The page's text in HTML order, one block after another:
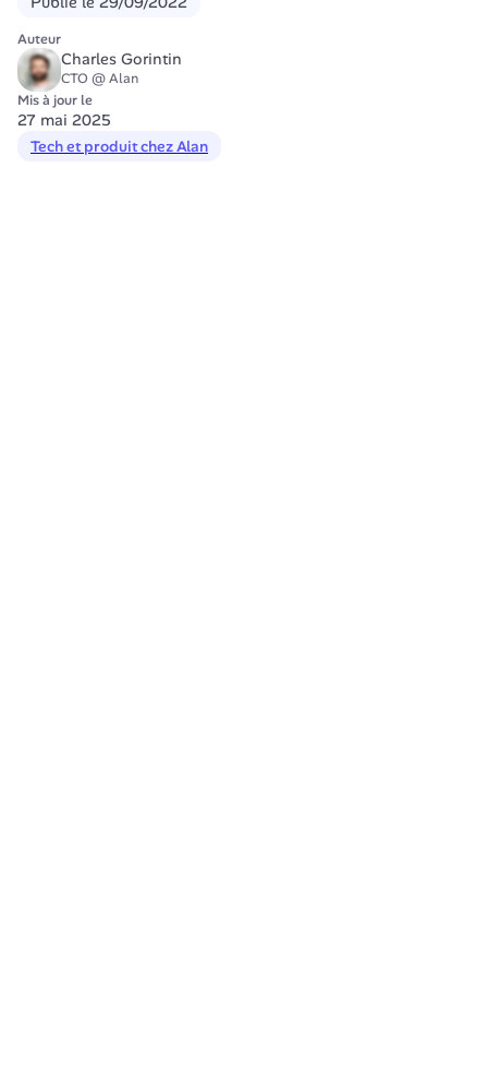
Auteur
Charles Gorintin
CTO @ Alan
Mis à jour le
27 mai 2025
Tech et produit chez Alan